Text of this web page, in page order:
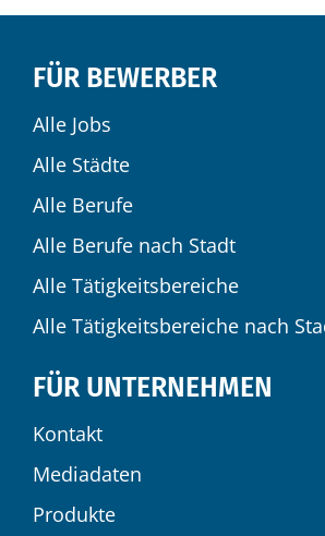
FÜR BEWERBER
Alle Jobs
Alle Städte
Alle Berufe
Alle Berufe nach Stadt
Alle Tätigkeitsbereiche
Alle Tätigkeitsbereiche nach
FÜR UNTERNEHMEN
Kontakt
Mediadaten
Produkte